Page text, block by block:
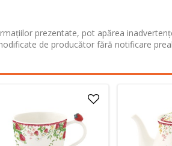
prezentate, pot apărea
de producător fără notificare